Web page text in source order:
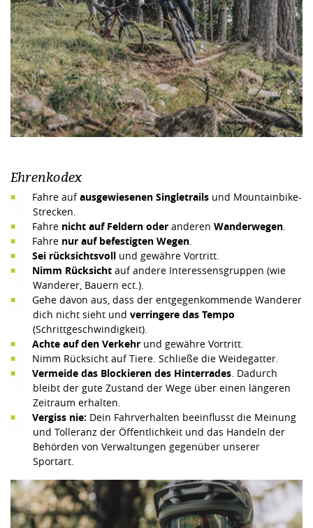
Ehrenkodex
Fahre aufausgewiesenen Singletrails und Mountainbike-
Strecken.
Fahre nicht auf Feldern oder anderen Wanderwegen.
Fahre nur auf befestigten Wegen.
Sei rücksichtsvoll und gewähre Vortritt.
Nimm Rücksicht auf andere Interessensgruppen (wie
Wanderer, Bauern ect.).
Gehe davon aus, dass der entgegenkommende Wanderer
dich nicht sieht und verringere das Tempo
(Schrittgeschwindigkeit).
Achte auf den Verkehr und gewähre Vortritt.
Nimm Rücksicht auf Tiere. Schließe die Weidegatter.
Vermeide das Blockieren des Hinterrades. Dadurch
bleibt der gute Zustand der Wege über einen längeren
Zeitraum erhalten.
Vergiss nie: Dein Fahrverhalten beeinflusst die Meinung
und Tolleranz der Öffentlichkeit und das Handeln der
Behörden von Verwaltungen gegenüber unserer
Sportart.